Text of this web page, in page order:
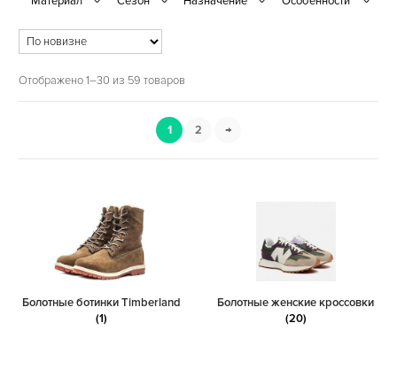
Отображено 1–30 из 59 товаров
1 2 →
Болотные ботинки Timberland
(1)
Болотные женские кроссовки
(20)